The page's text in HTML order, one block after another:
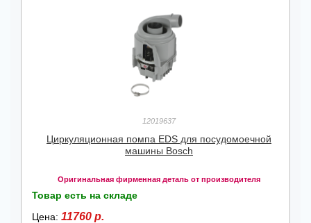
12019637
Циркуляционная помпа EDS для посудомоечной
машины Bosch
Оригинальная фирменная деталь от производителя
Товар есть на складе
Цена: 11760 р.